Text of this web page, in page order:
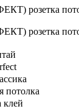
розетка
розетка
потолка
клей